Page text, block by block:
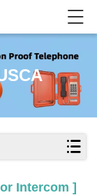
Intercom ]